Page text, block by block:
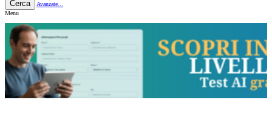
Cerca
Avanzate...
Menu